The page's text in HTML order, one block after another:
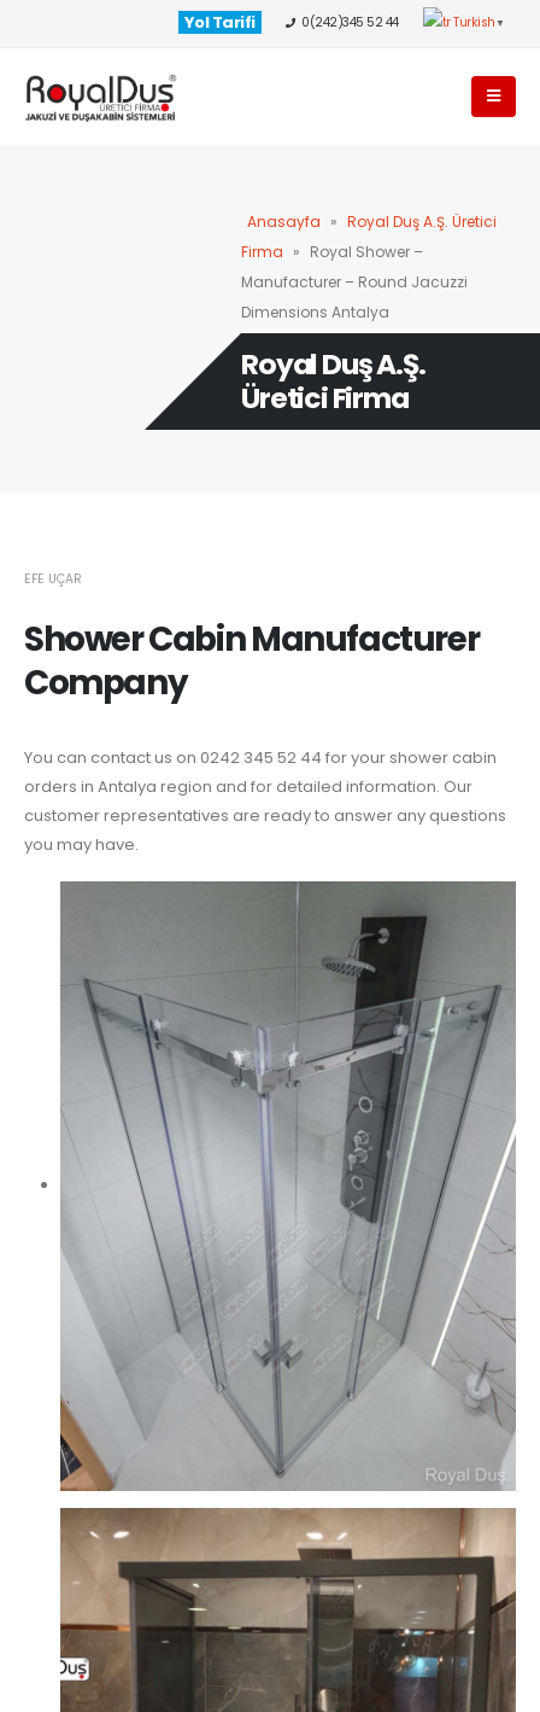
Yol Tarifi 0(242)345 52 44 Turkish ▼
Anasayfa » Royal Duş A.Ş. Üretici
Firma » Royal Shower –
Manufacturer – Round Jacuzzi
Dimensions Antalya
Royal Duş A.Ş.
Üretici Firma
EFE UÇAR
Shower Cabin Manufacturer
Company
You can contact us on 0242 345 52 44 for your shower cabin
orders in Antalya region and for detailed information. Our
customer representatives are ready to answer any questions
you may have.